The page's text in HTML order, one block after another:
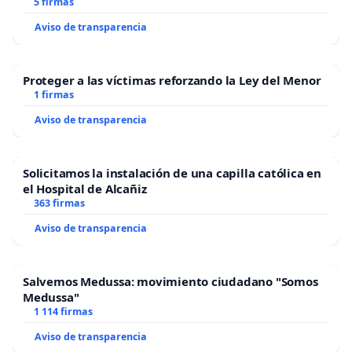
De acuerdo con la normativa vigente de protección de
datos se le informa de que el tratamiento de sus datos
personales serán tratados por el Frente Obrero, con la
Aviso de transparencia
Proteger a las víctimas reforzando la Ley del Menor
1 firmas
Aviso de transparencia
Solicitamos la instalación de una capilla católica en
el Hospital de Alcañiz
363 firmas
Aviso de transparencia
Salvemos Medussa: movimiento ciudadano "Somos
Medussa"
1 114 firmas
Aviso de transparencia